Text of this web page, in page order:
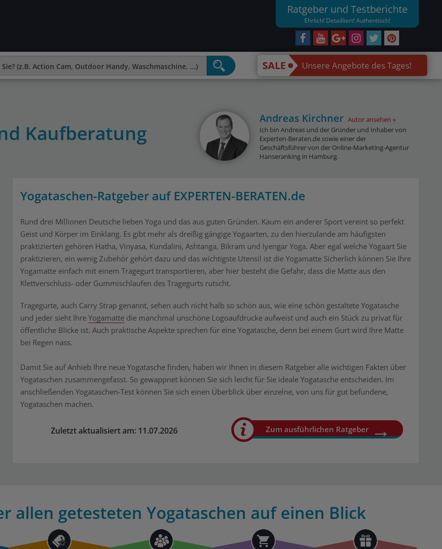
Ratgeber und Testberichte
Ehrlich! Detailliert! Authentisch!
SALE Unsere Angebote des Tages!
Kaufberatung
Andreas Kirchner Autor ansehen
Ich bin Andreas und der Gründer und Inhaber von
Experten-Beraten.de sowie einer der
Geschäftsführer von der Online-Marketing-Agentur
Hanseranking in Hamburg.
Yogataschen-Ratgeber auf EXPERTEN-BERATEN.de
Rund drei Millionen Deutsche lieben Yoga und das aus guten Gründen. Kaum ein anderer Sport vereint so perfekt
Geist und Körper im Einklang. Es gibt mehr als dreißig gängige Yogaarten, zu den hierzulande am häufigsten
praktizierten gehören Hatha, Vinyasa, Kundalini, Ashtanga, Bikram und Iyengar Yoga. Aber egal welche Yogaart Sie
praktizieren, ein wenig Zubehör gehört dazu und das wichtigste Utensil ist die Yogamatte Sicherlich können Sie Ihre
Yogamatte einfach mit einem Tragegurt transportieren, aber hier besteht die Gefahr, dass die Matte aus den
Klettverschluss- oder Gummischlaufen des Tragegurts rutscht.
Tragegurte, auch Carry Strap genannt, sehen auch nicht halb so schön aus, wie eine schön gestaltete Yogatasche
und jeder sieht Ihre Yogamattedie manchmal unschöne Logoaufdrucke aufweist und auch ein Stück zu privat für
öffentliche Blicke ist. Auch praktische Aspekte sprechen für eine Yogatasche, denn bei einem Gurt wird Ihre Matte
bei Regen nass.
Damit Sie auf Anhieb Ihre neue Yogatasche finden, haben wir Ihnen in diesem Ratgeber alle wichtigen Fakten über
Yogataschen zusammengefasst. So gewappnet können Sie sich leicht für Sie ideale Yogatasche entscheiden. Im
anschließenden Yogataschen-Test können Sie sich einen Überblick über einzelne, von uns für gut befundene,
Yogataschen machen.
Zuletzt aktualisiert am: 11.07.2026 Zum ausführlichen Ratgeber
allen getesteten Yogataschen auf einen Blick